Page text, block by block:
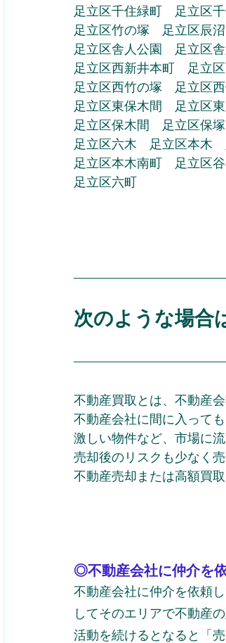
足立区千住緑町　足立区
足立区竹の塚　足立区辰
足立区舎人公園　足立区
足立区西新井本町　足立
足立区西竹の塚　足立区
足立区東保木間　足立区
足立区保木間　足立区保
足立区六木　足立区本木
足立区本木南町　足立区
足立区六町
次のような場合
不動産買取とは、不動産
不動産会社に間に入って
激しい物件など、市場に
売却後のリスクも少なく
不動産売却または高額買
◎不動産会社に仲介を
不動産会社に仲介を依頼
してそのエリアで不動産
活動を続けるとなると「